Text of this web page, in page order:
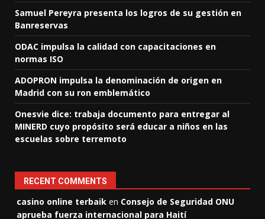
Samuel Pereyra presenta los logros de su gestión en
Banreservas
ODAC impulsa la calidad con capacitaciones en
normas ISO
ADOPRON impulsa la denominación de origen en
Madrid con su ron emblemático
Onesvie dice: trabaja documento para entregar al
MINERD cuyo propósito será educar a niños en las
escuelas sobre terremoto
RECENT COMMENTS
casino online terbaik en Consejo de Seguridad ONU
aprueba fuerza internacional para Haití